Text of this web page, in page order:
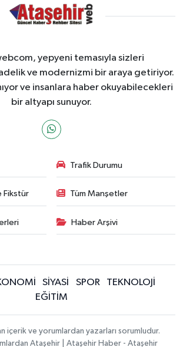
yepyeni temasıyla sizleri
ve modernizmi bir araya getiriyor.
ve insanlara haber okuyabilecekleri
bir altyapı sunuyor.
Trafik Durumu
Fikstür Tüm Manşetler
Haber Arşivi
SİYASİ SPOR
TEKNOLOJİ
EĞİTİM
içerik ve yorumlardan yazarları sorumludur.
Ataşehir | Ataşehir Haber - Ataşehir